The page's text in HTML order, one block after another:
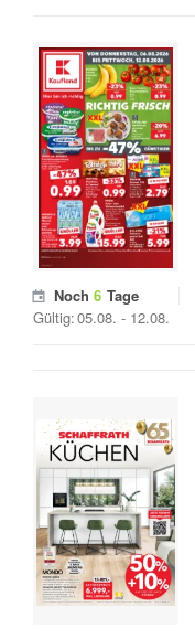
Noch 6 Tage
Gültig:05.08. - 12.08.